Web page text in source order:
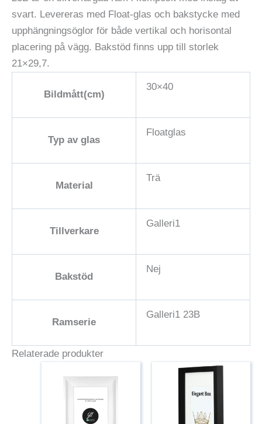
svart. Levereras med Float-glas och bakstycke med
upphängningsöglor för både vertikal och horisontal
placering på vägg. Bakstöd finns upp till storlek
21×29,7.
Bildmått(cm)
30×40
Typ av glas
Floatglas
Material
Trä
Tillverkare
Galleri1
Bakstöd
Nej
Ramserie
Galleri1 23B
Relaterade produkter